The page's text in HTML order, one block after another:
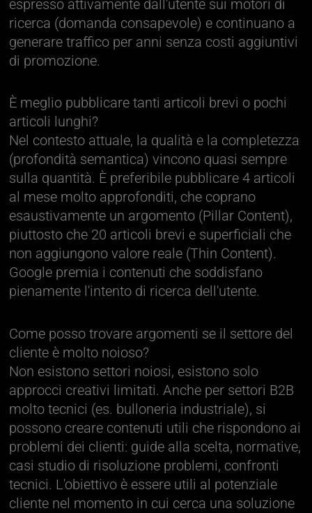
espresso attivamente dall'utente sui motori di
ricerca (domanda consapevole) e continuano a
generare traffico per anni senza costi aggiuntivi
di promozione.
È meglio pubblicare tanti articoli brevi o pochi
articoli lunghi?
Nel contesto attuale, la qualità e la completezza
(profondità semantica) vincono quasi sempre
sulla quantità. È preferibile pubblicare 4 articoli
al mese molto approfonditi, che coprano
esaustivamente un argomento (Pillar Content),
piuttosto che 20 articoli brevi e superficiali che
non aggiungono valore reale (Thin Content).
Google premia i contenuti che soddisfano
pienamente l'intento di ricerca dell'utente.
Come posso trovare argomenti se il settore del
cliente è molto noioso?
Non esistono settori noiosi, esistono solo
approcci creativi limitati. Anche per settori B2B
molto tecnici (es. bulloneria industriale), si
possono creare contenuti utili che rispondono ai
problemi dei clienti: guide alla scelta, normative,
casi studio di risoluzione problemi, confronti
tecnici. L'obiettivo è essere utili al potenziale
cliente nel momento in cui cerca una soluzione